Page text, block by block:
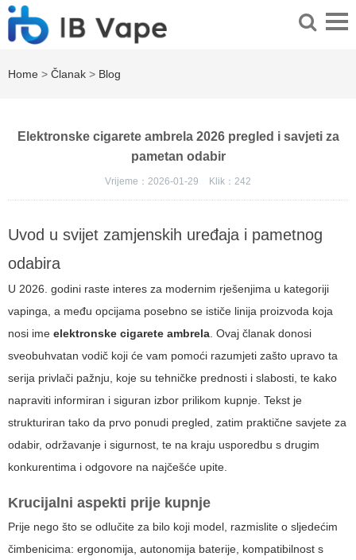
Home > Članak > Blog
Elektronske cigarete ambrela 2026 pregled i savjeti za
pametan odabir
Vrijeme：2026-01-29 Klik： 242
Uvod u svijet zamjenskih uređaja i pametnog
odabira
U 2026. godini raste interes za modernim rješenjima u kategoriji
vapinga, a među opcijama posebno se ističe linija proizvoda koja
nosi ime elektronske cigarete ambrela. Ovaj članak donosi
sveobuhvatan vodič koji će vam pomoći razumjeti zašto upravo ta
serija privlači pažnju, koje su tehničke prednosti i slabosti, te kako
napraviti informiran i siguran izbor prilikom kupnje. Tekst je
strukturiran tako da prvo ponudi pregled, zatim praktične savjete za
odabir, održavanje i sigurnost, te na kraju usporedbu s drugim
konkurentima i odgovore na najčešće upite.
Krucijalni aspekti prije kupnje
Prije nego što se odlučite za bilo koji model, razmislite o sljedećim
čimbenicima: ergonomija, autonomija baterije, kompatibilnost s